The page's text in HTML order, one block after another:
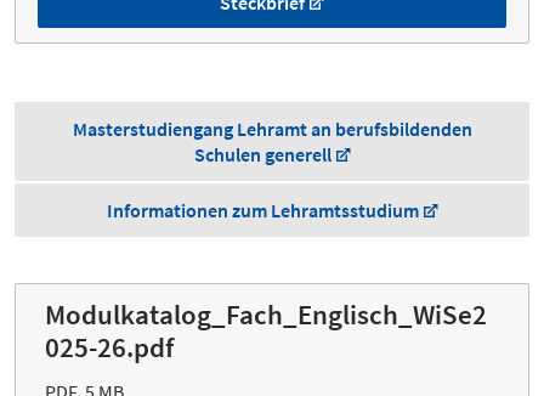
Masterstudiengang Lehramt an berufsbildenden
Schulen generell
Informationen zum Lehramtsstudium
Modulkatalog_Fach_Englisch_WiSe2
025-26.pdf
PDF, 5 MB